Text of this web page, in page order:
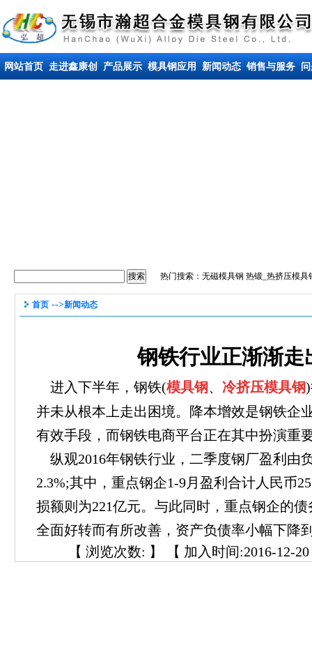
网站首页 走进鑫康创 产品展示 模具钢应用 新闻动态 销售与服务
热门搜索： 无磁模具钢 热锻_热挤压模具
首页 -->新闻动态
钢铁行业正渐渐走
进入下半年，钢铁(模具钢 、 冷挤压模具钢
并未从根本上走出困境。降本增效是钢铁企
有效手段，而钢铁电商平台正在其中扮演重
纵观2016年钢铁行业，二季度钢厂盈利由
2.3%;其中，重点钢企1-9月盈利合计人民币
损额则为221亿元。与此同时，重点钢企的
全面好转而有所改善，资产负债率小幅下降
【 浏览次数: 】 【 加入时间:2016-12-